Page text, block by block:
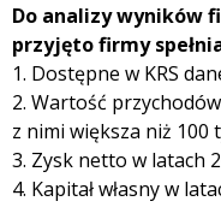
Do analizy wyników
przyjęto firmy
1. Dostępne w KRS
2. Wartość
z nimi większa niż 100
3. Zysk netto w latach
4. Kapitał własny w